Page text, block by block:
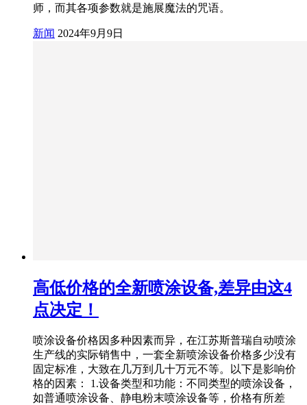
师，而其各项参数就是施展魔法的咒语。
新闻 2024年9月9日
高低价格的全新喷涂设备,差异由这4
点决定！
喷涂设备价格因多种因素而异，在江苏斯普瑞自动喷涂
生产线的实际销售中，一套全新喷涂设备价格多少没有
固定标准，大致在几万到几十万元不等。以下是影响价
格的因素： 1.设备类型和功能：不同类型的喷涂设备，
如普通喷涂设备、静电粉末喷涂设备等，价格有所差